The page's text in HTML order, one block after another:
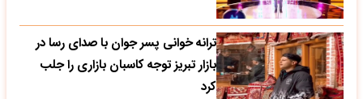
ترانه خوانی پسر جوان با صدای رسا در
بازار تبریز توجه کاسبان بازاری را جلب
کرد